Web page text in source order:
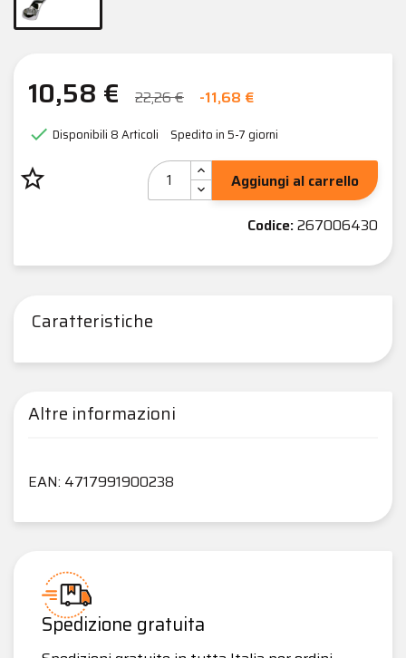
10,58 € 22,26 € -11,68 €
 Disponibili 8 Articoli Spedito in 5-7 giorni
star_border
Aggiungi al carrello
Codice:267006430
Caratteristiche
Altre informazioni
EAN: 4717991900238
Spedizione gratuita